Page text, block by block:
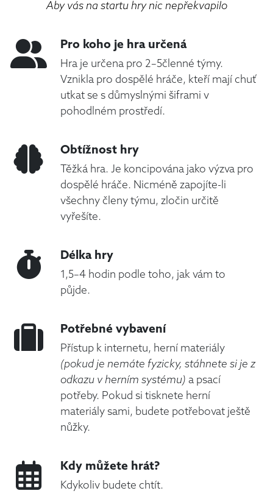
Aby vás na startu hry nic nepřekvapilo
Pro koho je hra určená
Hra je určena pro 2–5členné týmy.
Vznikla pro dospělé hráče, kteří mají chuť
utkat se s důmyslnými šiframi v
pohodlném prostředí.
Obtížnost hry
Těžká hra. Je koncipována jako výzva pro
dospělé hráče. Nicméně zapojíte-li
všechny členy týmu, zločin určitě
vyřešíte.
Délka hry
1,5–4 hodin podle toho, jak vám to
půjde.
Potřebné vybavení
Přístup k internetu, herní materiály
(pokud je nemáte fyzicky, stáhnete si je z
odkazu v herním systému) a psací
potřeby. Pokud si tisknete herní
materiály sami, budete potřebovat ještě
nůžky.
Kdy můžete hrát?
Kdykoliv budete chtít.